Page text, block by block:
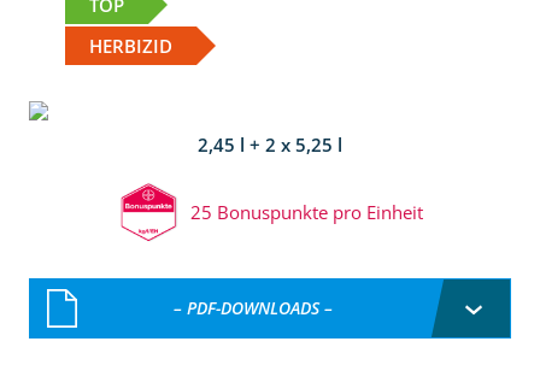
TOP
HERBIZID
2,45 l + 2 x 5,25 l
25 Bonuspunkte pro Einheit
– PDF-DOWNLOADS –